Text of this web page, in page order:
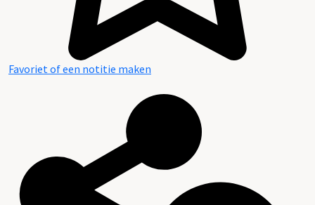
Favoriet of een notitie maken